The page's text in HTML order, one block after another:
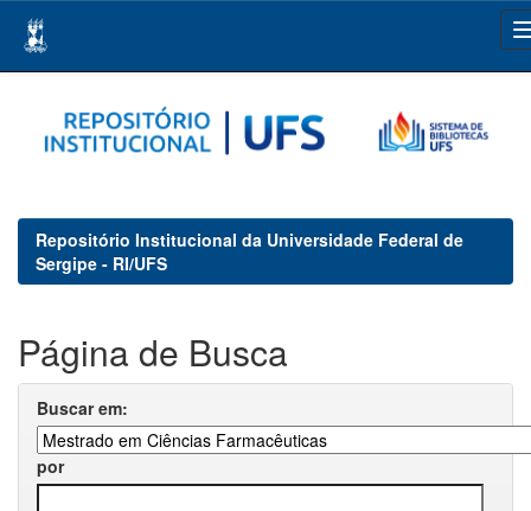
navigation
Repositório Institucional da Universidade Federal de
Sergipe - RI/UFS
Página de Busca
Buscar em:
por